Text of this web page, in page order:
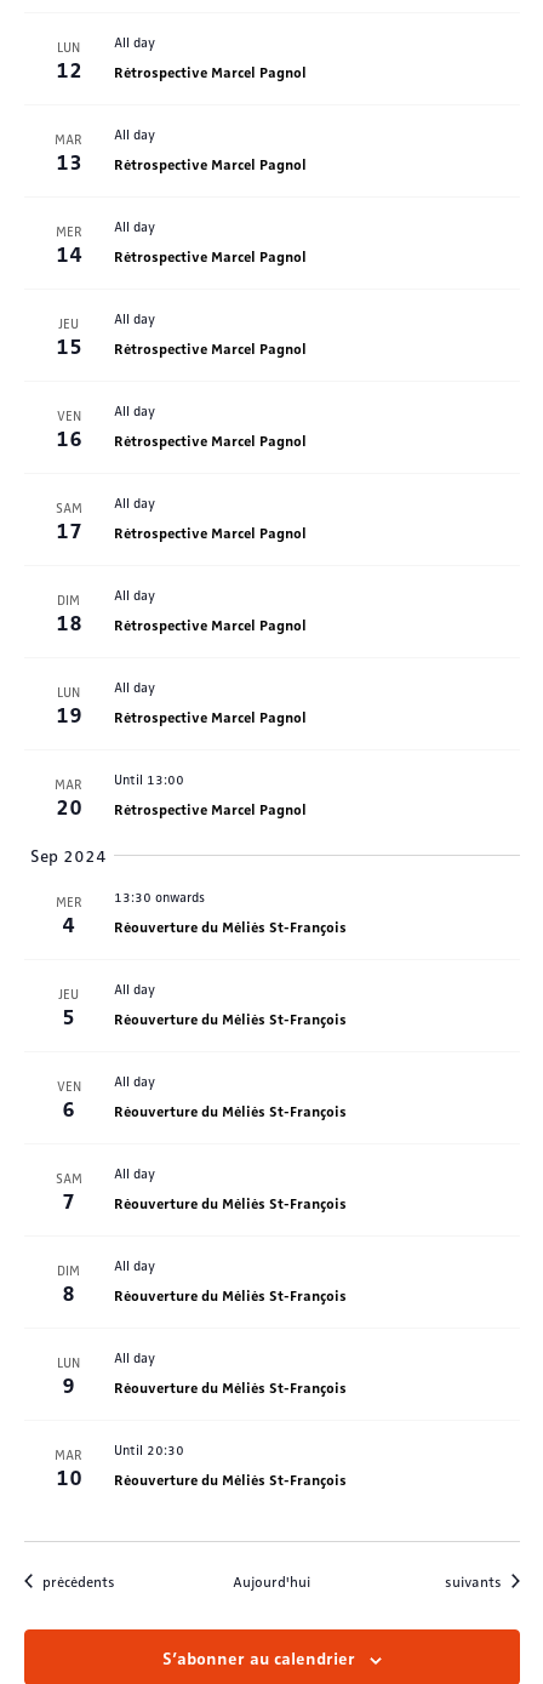
LUN
12
All day
Rétrospective Marcel Pagnol
MAR
13
All day
Rétrospective Marcel Pagnol
MER
14
All day
Rétrospective Marcel Pagnol
JEU
15
All day
Rétrospective Marcel Pagnol
VEN
16
All day
Rétrospective Marcel Pagnol
SAM
17
All day
Rétrospective Marcel Pagnol
DIM
18
All day
Rétrospective Marcel Pagnol
LUN
19
All day
Rétrospective Marcel Pagnol
MAR
20
Until 13:00
Rétrospective Marcel Pagnol
Sep 2024
MER
4
13:30 onwards
Réouverture du Méliès St-François
JEU
5
All day
Réouverture du Méliès St-François
VEN
6
All day
Réouverture du Méliès St-François
SAM
7
All day
Réouverture du Méliès St-François
DIM
8
All day
Réouverture du Méliès St-François
LUN
9
All day
Réouverture du Méliès St-François
MAR
10
Until 20:30
Réouverture du Méliès St-François
Évènements
précédents Aujourd'hui Évènements
suivants
S’abonner au calendrier